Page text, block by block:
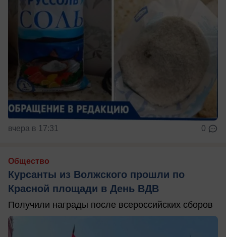
вчера в 17:31 0
Общество
Курсанты из Волжского прошли по
Красной площади в День ВДВ
Получили награды после всероссийских сборов